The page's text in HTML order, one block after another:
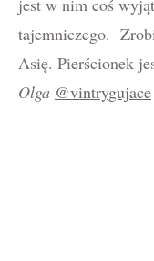
jest w nim coś
tajemniczego.
Asię. Pierścionek
Olga @vintrygujace